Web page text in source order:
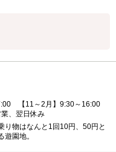
【11～2月】9:30～16:00
、翌日休み
り物はなんと1回10円、50円と
園地。